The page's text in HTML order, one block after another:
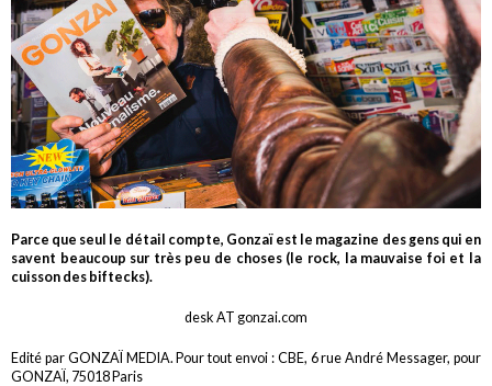
Parce que seul le détail compte, Gonzaï est le magazine des gens qui en
savent beaucoup sur très peu de choses (le rock, la mauvaise foi et la
cuisson des biftecks).
desk AT gonzai.com
Edité par GONZAÏ MEDIA. Pour tout envoi : CBE, 6 rue André Messager, pour
GONZAÏ, 75018 Paris